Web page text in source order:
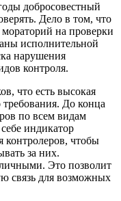
добросовестный
Дело в том, что
мораторий на проверки
исполнительной
нарушения
контроля.
что есть высокая
требования. До конца
по всем видам
индикатор
контролеров, чтобы
за них.
Это позволит
связь для возможных